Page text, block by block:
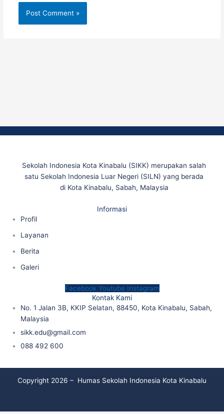
Sekolah Indonesia Kota Kinabalu (SIKK) merupakan salah
satu Sekolah Indonesia Luar Negeri (SILN) yang berada
di Kota Kinabalu, Sabah, Malaysia
Informasi
Profil
Layanan
Berita
Galeri
Facebook Youtube Instagram
Kontak Kami
No. 1 Jalan 3B, KKIP Selatan, 88450, Kota Kinabalu, Sabah,
Malaysia
sikk.edu@gmail.com
088 492 600
Copyright 2026 – Humas Sekolah Indonesia Kota Kinabalu